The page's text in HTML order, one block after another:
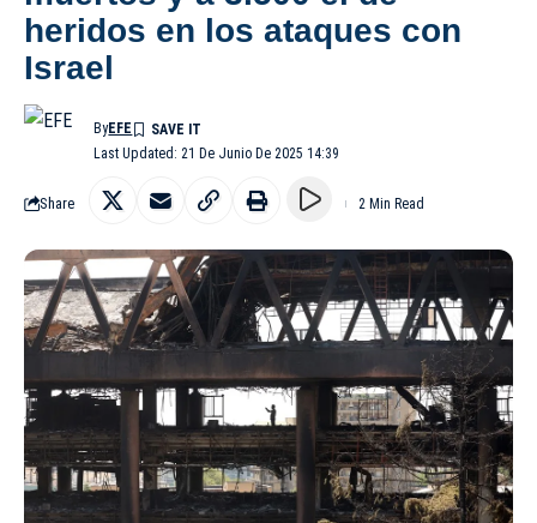
heridos en los ataques con
Israel
Last Updated: 21 De Junio De 2025 14:39
ByEFE
Share 2 Min Read